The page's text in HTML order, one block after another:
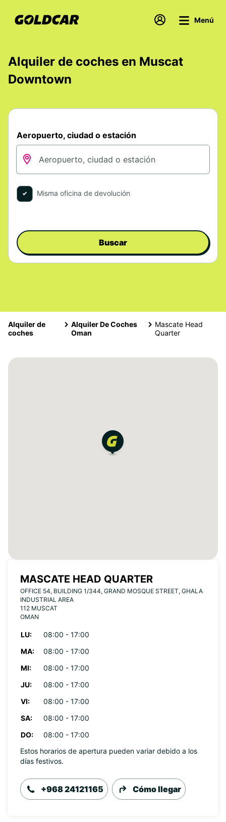
Menú
Alquiler de coches en Muscat
Downtown
Aeropuerto, ciudad o estación
Misma oficina de devolución
Buscar
Alquiler de
coches
Alquiler De Coches
Oman
Mascate Head
Quarter
MASCATE HEAD QUARTER
OFFICE 54, BUILDING 1/344, GRAND MOSQUE STREET, GHALA
INDUSTRIAL AREA
112 MUSCAT
OMAN
LU:
08:00 - 17:00
MA:
08:00 - 17:00
MI:
08:00 - 17:00
JU:
08:00 - 17:00
VI:
08:00 - 17:00
SA:
08:00 - 17:00
DO:
08:00 - 17:00
Estos horarios de apertura pueden variar debido a los
días festivos.
+968 24121165 Cómo llegar